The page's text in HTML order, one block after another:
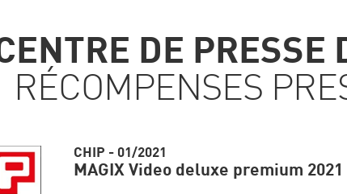
DE PRESSE
RÉCOMPENSES
CHIP - 01/2021
MAGIX Video deluxe premium 2021